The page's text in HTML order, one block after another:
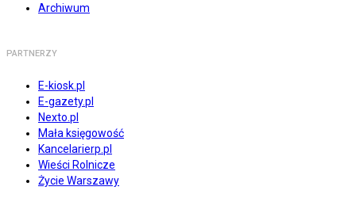
Archiwum
PARTNERZY
E-kiosk.pl
E-gazety.pl
Nexto.pl
Mała księgowość
Kancelarierp.pl
Wieści Rolnicze
Życie Warszawy